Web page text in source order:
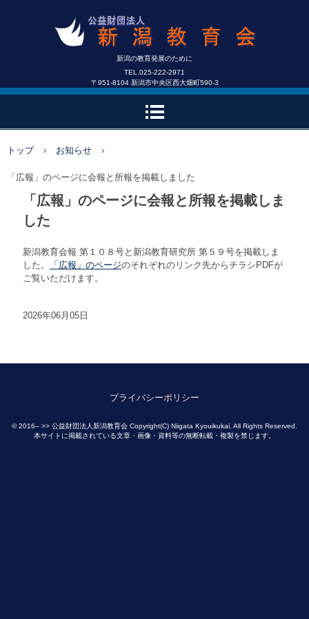
新潟の教育発展のために
TEL.025-222-2971
〒951-8104 新潟市中央区西大畑町590-3
トップ › お知らせ ›
「広報」のページに会報と所報を掲載しました
「広報」のページに会報と所報を掲載しま
した
新潟教育会報 第１０８号と新潟教育研究所 第５９号を掲載しま
した。
「広報」のページのそれぞれのリンク先からチラシPDFが
ご覧いただけます。
2026年06月05日
プライバシーポリシー
© 2016– >> 公益財団法人新潟教育会 Copyright(C) Niigata Kyouikukai. All Rights Reserved.
本サイトに掲載されている文章・画像・資料等の無断転載・複製を禁じます。